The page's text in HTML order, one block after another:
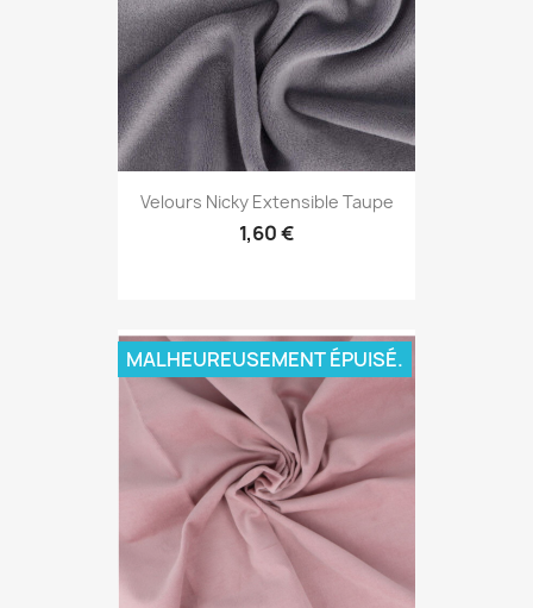
Velours Nicky Extensible Taupe
1,60 €
MALHEUREUSEMENT ÉPUISÉ.